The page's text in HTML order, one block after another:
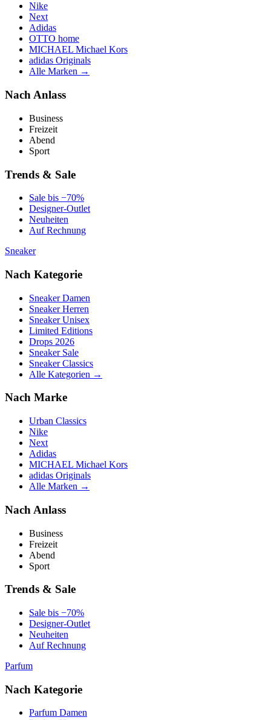
Nike
Next
Adidas
OTTO home
MICHAEL Michael Kors
adidas Originals
Alle Marken →
Nach Anlass
Business
Freizeit
Abend
Sport
Trends & Sale
Sale bis −70%
Designer-Outlet
Neuheiten
Auf Rechnung
Sneaker
Nach Kategorie
Sneaker Damen
Sneaker Herren
Sneaker Unisex
Limited Editions
Drops 2026
Sneaker Sale
Sneaker Classics
Alle Kategorien →
Nach Marke
Urban Classics
Nike
Next
Adidas
MICHAEL Michael Kors
adidas Originals
Alle Marken →
Nach Anlass
Business
Freizeit
Abend
Sport
Trends & Sale
Sale bis −70%
Designer-Outlet
Neuheiten
Auf Rechnung
Parfum
Nach Kategorie
Parfum Damen